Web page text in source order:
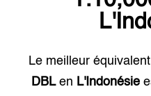
Le meilleur
DBLen L'Indonésie